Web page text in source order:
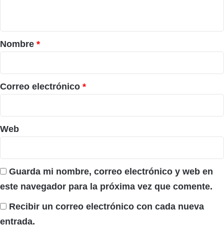
r
i
o
*
Nombre *
Correo electrónico *
Web
Guarda mi nombre, correo electrónico y web en
este navegador para la próxima vez que comente.
Recibir un correo electrónico con cada nueva
entrada.